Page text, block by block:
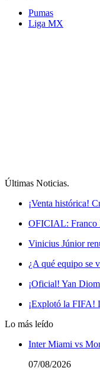
Pumas
Liga MX
Últimas Noticias.
¡Venta histórica!
OFICIAL: Franco
Vinicius Júnior
¿A qué equipo se
¡Oficial! Yan
¡Explotó la FIFA!
Lo más leído
Inter Miami vs
07/08/2026